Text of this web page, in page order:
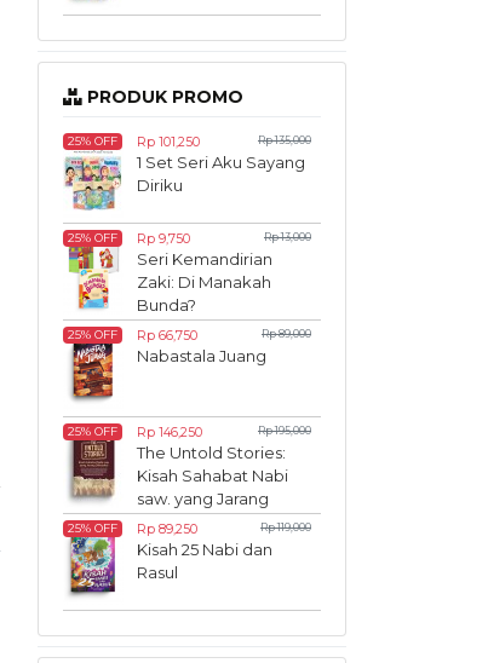
PRODUK PROMO
25% OFF Rp 101,250 Rp 135,000
1 Set Seri Aku Sayang
Diriku
25% OFF Rp 9,750 Rp 13,000
Seri Kemandirian
Zaki: Di Manakah
Bunda?
25% OFF Rp 66,750 Rp 89,000
Nabastala Juang
25% OFF Rp 146,250 Rp 195,000
The Untold Stories:
Kisah Sahabat Nabi
saw. yang Jarang
Diketahui
25% OFF Rp 89,250 Rp 119,000
Kisah 25 Nabi dan
Rasul